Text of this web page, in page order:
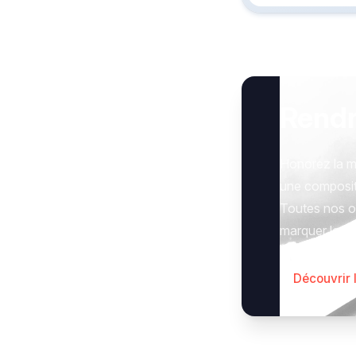
Honorez la
une
Toutes nos
marquer le
Découvrir